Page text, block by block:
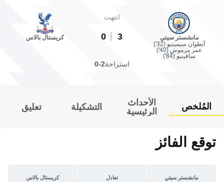
مانشستر سيتي
أنطوان سيمينيو (32')
عمر مرموش (40')
سافينيو (84')
انتهت
3
0 كريستال بالاس
استراحة2-0
المُلخص
الأحداث
الرئيسية
التشكيلة تعليق
توقع الفائز
مانشستر سيتي تعادل كريستال بالاس